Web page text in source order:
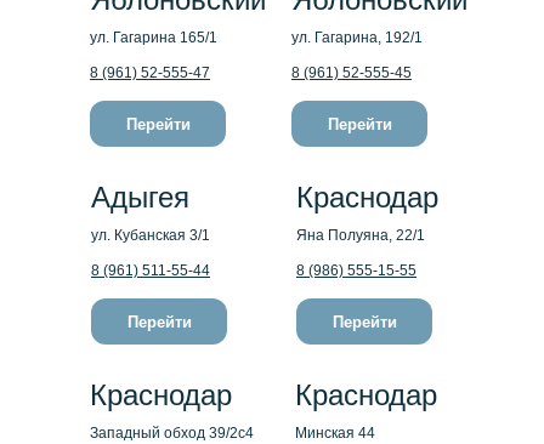
ул. Гагарина 165/1
8 (961) 52-555-47
Перейти
Перейти
Краснодар
Яна Полуяна, 22/1
8 (986) 555-15-55
ул. Гагарина, 192/1
8 (961) 52-555-45
Перейти
Адыгея
ул. Кубанская 3/1
8 (961) 511-55-44
Перейти
Краснодар
Минская 44
Краснодар
Западный обход 39/2с4